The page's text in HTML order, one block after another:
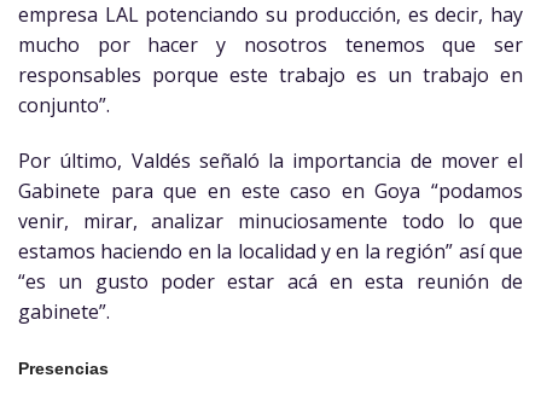
empresa LAL potenciando su producción, es decir, hay
mucho por hacer y nosotros tenemos que ser
responsables porque este trabajo es un trabajo en
conjunto”.
Por último, Valdés señaló la importancia de mover el
Gabinete para que en este caso en Goya “podamos
venir, mirar, analizar minuciosamente todo lo que
estamos haciendo en la localidad y en la región” así que
“es un gusto poder estar acá en esta reunión de
gabinete”.
Presencias